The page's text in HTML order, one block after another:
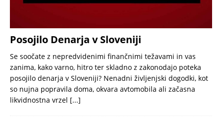
Posojilo Denarja v Sloveniji
Se soočate z nepredvidenimi finančnimi težavami in vas
zanima, kako varno, hitro ter skladno z zakonodajo poteka
posojilo denarja v Sloveniji? Nenadni življenjski dogodki, kot
so nujna popravila doma, okvara avtomobila ali začasna
likvidnostna vrzel [...]